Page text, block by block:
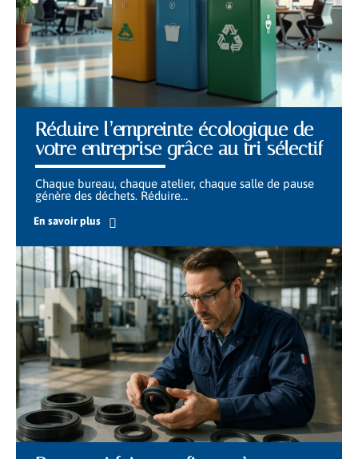
Réduire l’empreinte écologique de
votre entreprise grâce au tri sélectif
Chaque bureau, chaque atelier, chaque salle de pause
génère des déchets. Réduire…
En savoir plus